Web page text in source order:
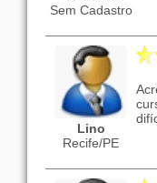
Sem Cadastro
Lino
Recife/PE